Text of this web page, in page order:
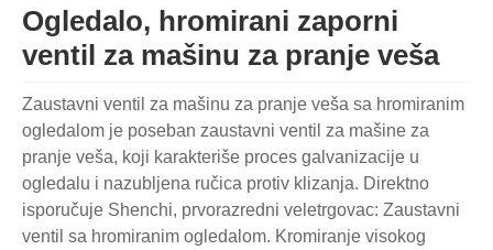
Ogledalo, hromirani zaporni
ventil za mašinu za pranje veša
Zaustavni ventil za mašinu za pranje veša sa hromiranim
ogledalom je poseban zaustavni ventil za mašine za
pranje veša, koji karakteriše proces galvanizacije u
ogledalu i nazubljena ručica protiv klizanja. Direktno
isporučuje Shenchi, prvorazredni veletrgovac: Zaustavni
ventil sa hromiranim ogledalom. Kromiranje visokog